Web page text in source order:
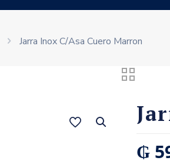
Jarra Inox C/Asa Cuero Marron
₲